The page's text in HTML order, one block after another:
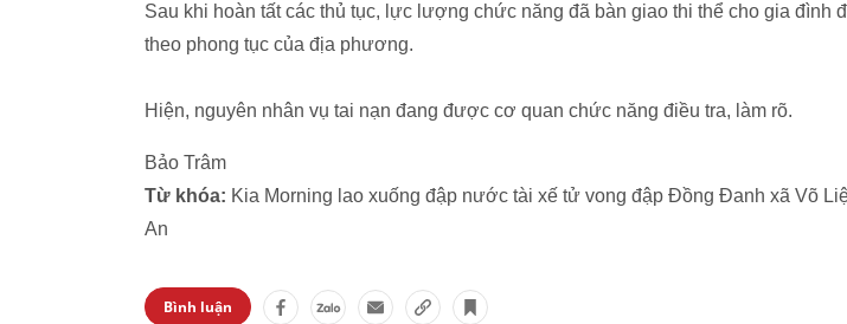
Sau khi hoàn tất các thủ tục, lực lượng chức năng đã bàn giao thi thể cho gia đình
theo phong tục của địa phương.
Hiện, nguyên nhân vụ tai nạn đang được cơ quan chức năng điều tra, làm rõ.
Bảo Trâm
Từ khóa: Kia Morning lao xuống đập nước tài xế tử vong đập Đồng Đanh xã Võ
An
Bình luận